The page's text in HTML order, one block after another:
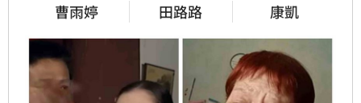
曹雨婷 田路路 康凱